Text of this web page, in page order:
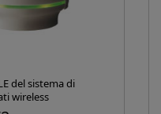
del sistema di
wireless